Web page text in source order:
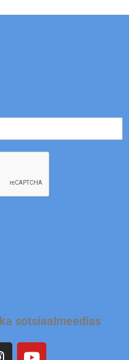
sotsiaalmeedias